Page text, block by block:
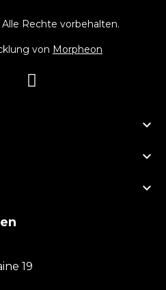
Rechte vorbehalten.
von Morpheon



19